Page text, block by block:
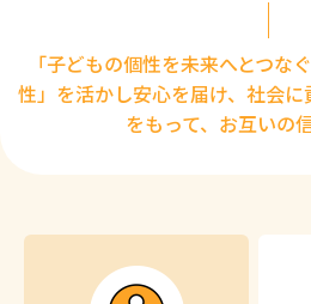
「子どもの個性を未来へとつな
性」を活かし安心を届け、社会に
をもって、お互いの